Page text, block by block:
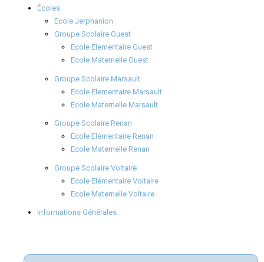
Écoles
Ecole Jerphanion
Groupe Scolaire Guest
Ecole Elementaire Guest
Ecole Maternelle Guest
Groupe Scolaire Marsault
Ecole Elementaire Marsault
Ecole Maternelle Marsault
Groupe Scolaire Renan
Ecole Elémentaire Renan
Ecole Maternelle Renan
Groupe Scolaire Voltaire
Ecole Elémentaire Voltaire
Ecole Maternelle Voltaire
Informations Générales